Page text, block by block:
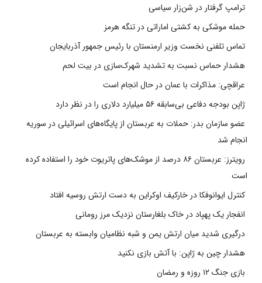
ترامپ گرفتار در شن‌زار سیاسی
حمله موشکی به کشتی اماراتی در تنگه هرمز
تماس تلفنی نخست وزیر ارمنستان با رئیس جمهور آذربایجان
هشدار حماس نسبت به تشدید شهرک‌سازی در بیت‌ لحم
عراقچی: مذاکرات با عمان در حال انجام است
ژاپن بودجه دفاعی بی‌سابقه ۵۶ میلیارد دلاری را در نظر دارد
عضو سازمان بدر: حملات به عربستان از پایگاه‌های اسرائیلی در سوریه
انجام شد
رویترز: عربستان ۸۶ درصد از موشک‌های پاتریوت خود را استفاده کرده
است
کنترل ایوانوفکا در خارکیف اوکراین به دست ارتش روسیه افتاد
انفجار یک پهپاد در خاک بلغارستان نزدیک مرز رومانی
درگیری شدید میان ارتش یمن و شبه نظامیان وابسته به عربستان
هشدار چین به ژاپن: با آتش بازی نکنید
بازی جنگ ۱۲ روزه و رمضان